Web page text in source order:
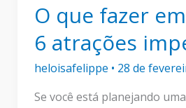
O que fazer
6 atrações
heloisafelippe • 28 de
Se você está planejando